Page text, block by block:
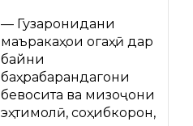
— Гузаронидани
маъракаҳои огаҳӣ дар
байни
баҳрабарандагони
бевосита ва мизоҷони
эҳтимолӣ, соҳибкорон,